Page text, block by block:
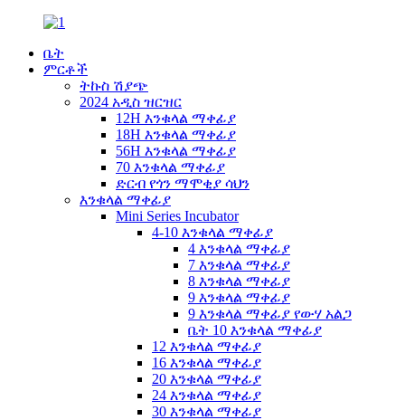
ቤት
ምርቶች
ትኩስ ሽያጭ
2024 አዲስ ዝርዝር
12H እንቁላል ማቀፊያ
18H እንቁላል ማቀፊያ
56H እንቁላል ማቀፊያ
70 እንቁላል ማቀፊያ
ድርብ የጎን ማሞቂያ ሳህን
እንቁላል ማቀፊያ
Mini Series Incubator
4-10 እንቁላል ማቀፊያ
4 እንቁላል ማቀፊያ
7 እንቁላል ማቀፊያ
8 እንቁላል ማቀፊያ
9 እንቁላል ማቀፊያ
9 እንቁላል ማቀፊያ የውሃ አልጋ
ቤት 10 እንቁላል ማቀፊያ
12 እንቁላል ማቀፊያ
16 እንቁላል ማቀፊያ
20 እንቁላል ማቀፊያ
24 እንቁላል ማቀፊያ
30 እንቁላል ማቀፊያ